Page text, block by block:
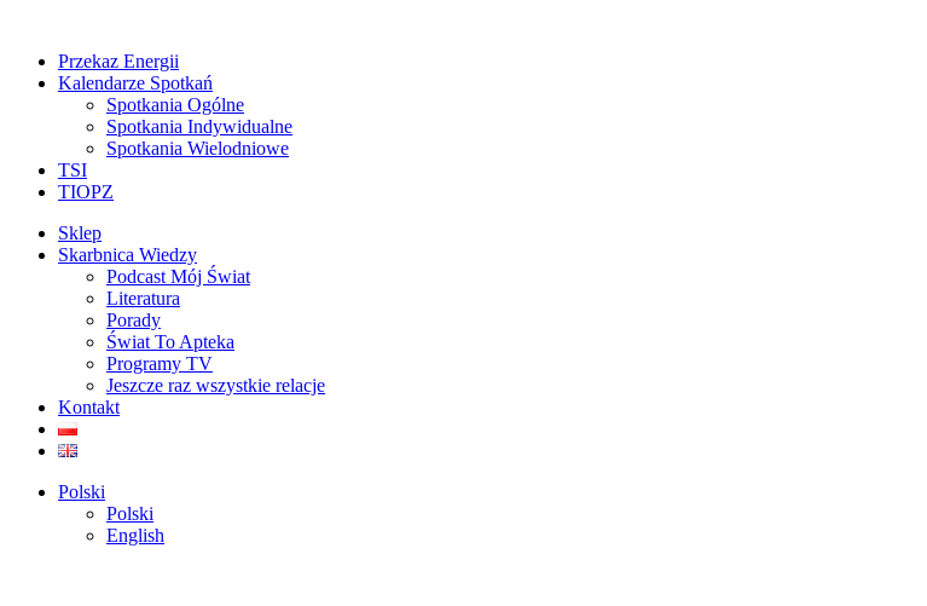
Przekaz Energii
Kalendarze Spotkań
Spotkania Ogólne
Spotkania Indywidualne
Spotkania Wielodniowe
TSI
TIOPZ
Sklep
Skarbnica Wiedzy
Podcast Mój Świat
Literatura
Porady
Świat To Apteka
Programy TV
Jeszcze raz wszystkie relacje
Kontakt
Polski
Polski
English